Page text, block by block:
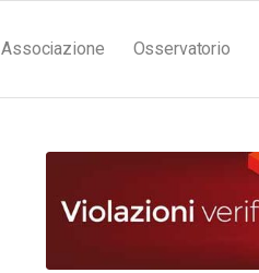
Associazione Osservatorio